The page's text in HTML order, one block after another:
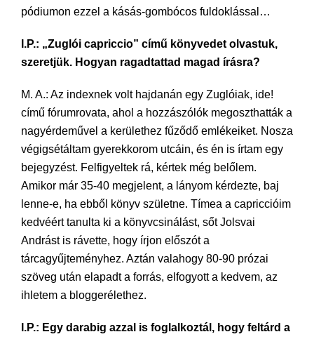
pódiumon ezzel a kásás-gombócos fuldoklással…
I.P.: „Zuglói capriccio” című könyvedet olvastuk,
szeretjük. Hogyan ragadtattad magad írásra?
M. A.: Az indexnek volt hajdanán egy Zuglóiak, ide!
című fórumrovata, ahol a hozzászólók megoszthatták a
nagyérdeművel a kerülethez fűződő emlékeiket. Nosza
végigsétáltam gyerekkorom utcáin, és én is írtam egy
bejegyzést. Felfigyeltek rá, kértek még belőlem.
Amikor már 35-40 megjelent, a lányom kérdezte, baj
lenne-e, ha ebből könyv születne. Tímea a capriccióim
kedvéért tanulta ki a könyvcsinálást, sőt Jolsvai
Andrást is rávette, hogy írjon előszót a
tárcagyűjteményhez. Aztán valahogy 80-90 prózai
szöveg után elapadt a forrás, elfogyott a kedvem, az
ihletem a bloggerélethez.
I.P.: Egy darabig azzal is foglalkoztál, hogy feltárd a